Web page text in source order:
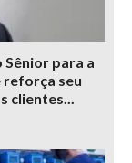
Sênior para a
reforça seu
clientes...